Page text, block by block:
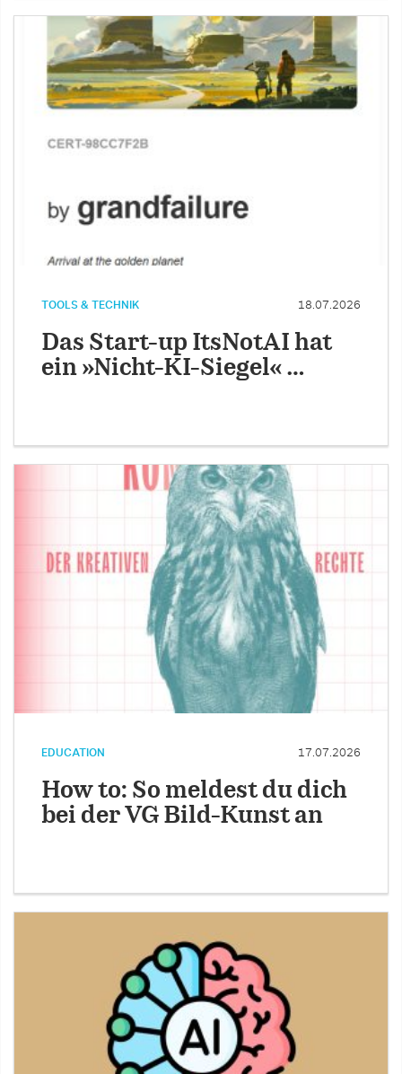
TOOLS & TECHNIK 18.07.2026
Das Start-up ItsNotAI hat
ein »Nicht-KI-Siegel« …
EDUCATION 17.07.2026
How to: So meldest du dich
bei der VG Bild-Kunst an